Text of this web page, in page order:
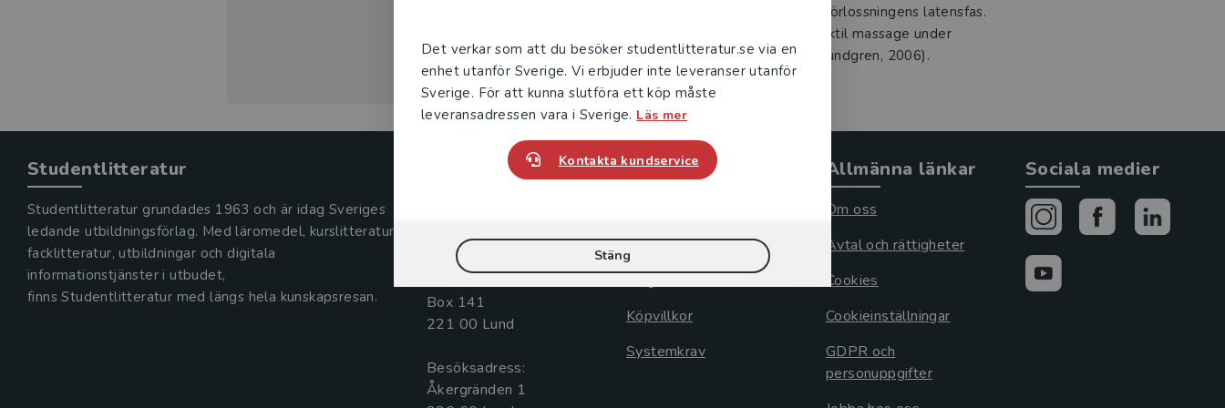
Det verkar som att du besöker studentlitteratur.se via en
enhet utanför Sverige. Vi erbjuder inte leveranser utanför
Sverige. För att kunna slutföra ett köp måste
leveransadressen vara i Sverige. Läs mer
Kontakta kundservice
Stäng
massage hos förstföderskor som söker vård under förlossningens latensfas.
En aktuell publikation är Kvinnors upplevelser av taktil massage under
förlossningens latensfas (Andrén, Störholt &amp; Lundgren, 2006).
Studentlitteratur
Studentlitteratur grundades 1963 och är idag Sveriges
ledande utbildningsförlag. Med läromedel, kurslitteratur,
facklitteratur, utbildningar och digitala
informationstjänster i utbudet,
finns Studentlitteratur med längs hela kunskapsresan.
Kontakta oss
046-31 20 00
Box 141
221 00 Lund
Besöksadress:
Åkergränden 1
Kundservice
046-31 21 00
Köpvillkor
Systemkrav
Allmänna länkar
Om oss
Avtal och rättigheter
Cookies
Cookieinställningar
GDPR och
personuppgifter
Sociala medier